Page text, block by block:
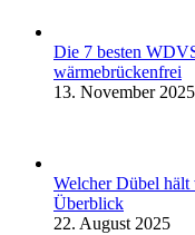
Die 7 besten
wärmebrückenfrei
13. November 2025
Welcher Dübel
Überblick
22. August 2025